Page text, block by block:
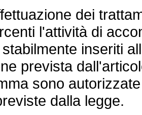
dei
l'attività di
inseriti
prevista
sono
dalla legge.